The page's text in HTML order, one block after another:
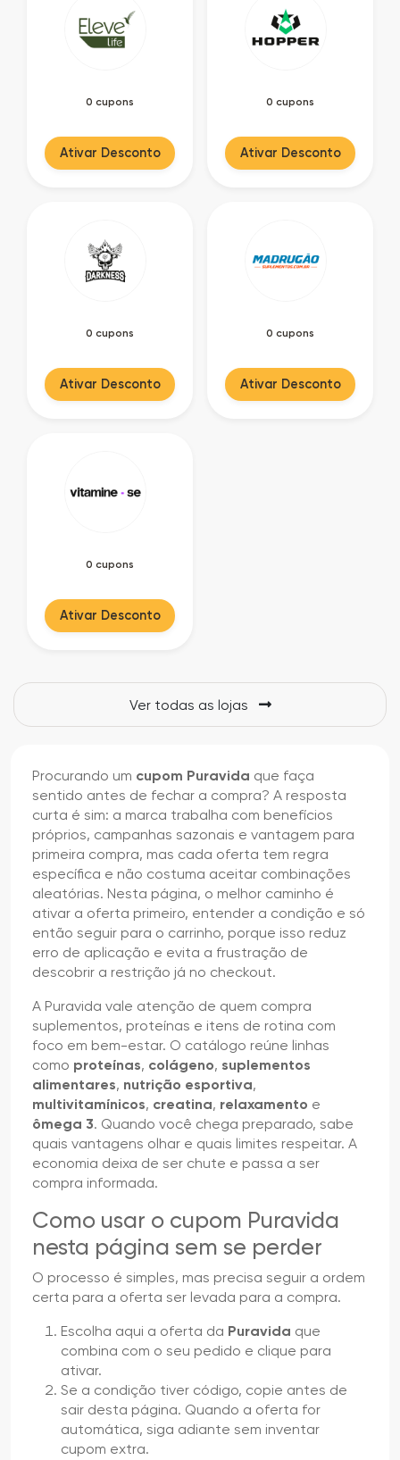
0 cupons
Ativar Desconto
0 cupons
Ativar Desconto
0 cupons
Ativar Desconto
0 cupons
Ativar Desconto
0 cupons
Ativar Desconto
Ver todas as lojas
Procurando um cupom Puravida que faça
sentido antes de fechar a compra? A resposta
curta é sim: a marca trabalha com benefícios
próprios, campanhas sazonais e vantagem para
primeira compra, mas cada oferta tem regra
específica e não costuma aceitar combinações
aleatórias. Nesta página, o melhor caminho é
ativar a oferta primeiro, entender a condição e só
então seguir para o carrinho, porque isso reduz
erro de aplicação e evita a frustração de
descobrir a restrição já no checkout.
A Puravida vale atenção de quem compra
suplementos, proteínas e itens de rotina com
foco em bem-estar. O catálogo reúne linhas
como proteínas, colágeno, suplementos
alimentares, nutrição esportiva,
multivitamínicos, creatina, relaxamento e
ômega 3. Quando você chega preparado, sabe
quais vantagens olhar e quais limites respeitar. A
economia deixa de ser chute e passa a ser
compra informada.
Como usar o cupom Puravida
nesta página sem se perder
O processo é simples, mas precisa seguir a ordem
certa para a oferta ser levada para a compra.
Escolha aqui a oferta da Puravida que
combina com o seu pedido e clique para
ativar.
Se a condição tiver código, copie antes de
sair desta página. Quando a oferta for
automática, siga adiante sem inventar
cupom extra.